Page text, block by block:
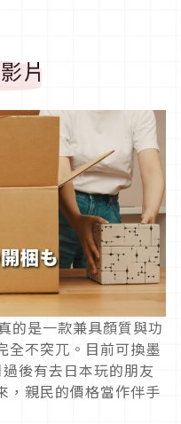
片
的是一款兼具顏質與功
全不突兀。目前可換墨
後有去日本玩的朋友
，親民的價格當作伴手